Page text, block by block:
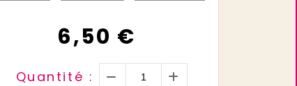
6,50 €
Quantité :